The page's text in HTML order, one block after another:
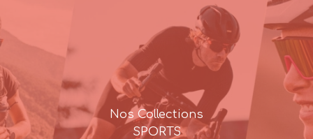
Nos Collections
SPORTS